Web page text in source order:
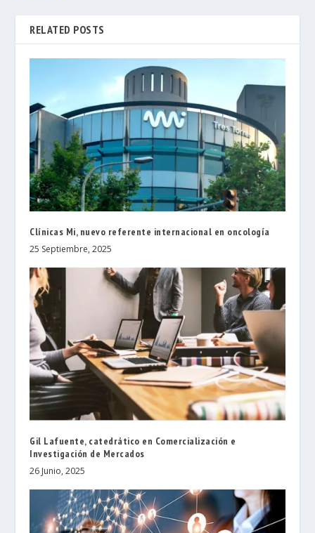
RELATED POSTS
Clínicas Mi, nuevo referente internacional en oncología
25 Septiembre, 2025
Gil Lafuente, catedrático en Comercialización e
Investigación de Mercados
26 Junio, 2025